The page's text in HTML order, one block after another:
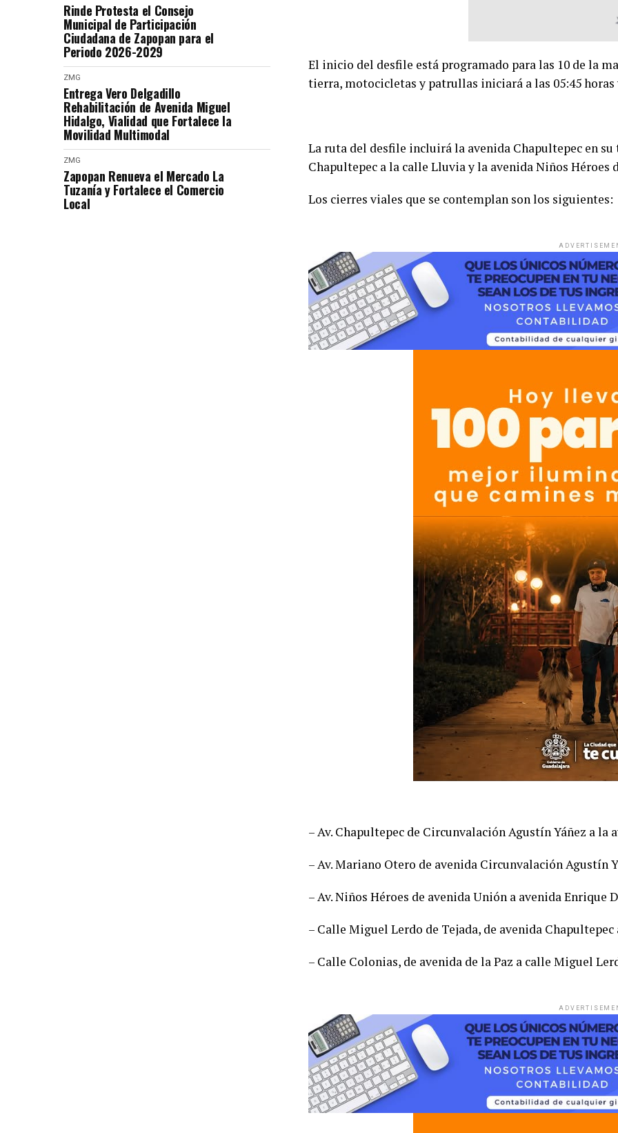
Rinde Protesta el Consejo
Municipal de Participación
Ciudadana de Zapopan para el
Periodo 2026-2029
ZMG
Entrega Vero Delgadillo
Rehabilitación de Avenida Miguel
Hidalgo, Vialidad que Fortalece la
Movilidad Multimodal
ZMG
Zapopan Renueva el Mercado La
Tuzanía y Fortalece el Comercio
Local
El inicio del desfile está programado para las 10 de la
tierra, motocicletas y patrullas iniciará a las 05:45 horas
La ruta del desfile incluirá la avenida Chapultepec en
Chapultepec a la calle Lluvia y la avenida Niños Héroes
Los cierres viales que se contemplan son los siguientes:
– Av. Chapultepec de Circunvalación Agustín Yáñez a la
– Av. Mariano Otero de avenida Circunvalación Agustín
– Av. Niños Héroes de avenida Unión a avenida Enrique
– Calle Miguel Lerdo de Tejada, de avenida
– Calle Colonias, de avenida de la Paz a calle Miguel